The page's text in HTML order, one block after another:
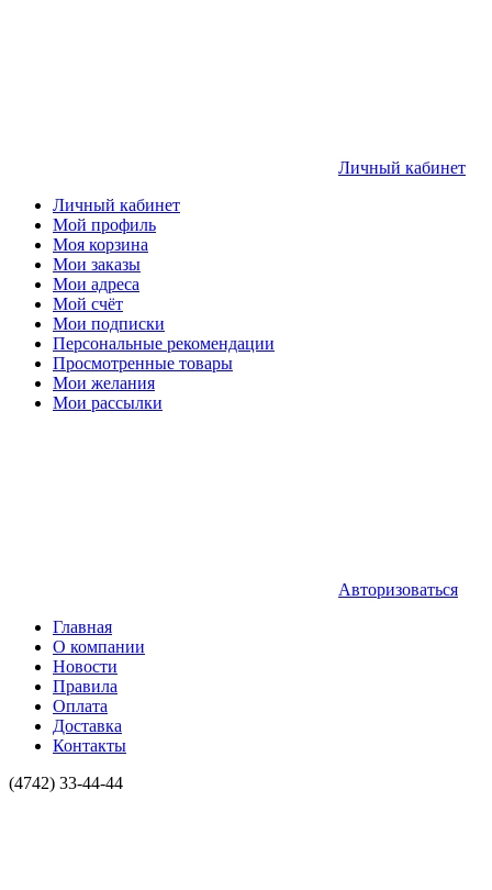
Личный кабинет
Личный кабинет
Мой профиль
Моя корзина
Мои заказы
Мои адреса
Мой счёт
Мои подписки
Персональные рекомендации
Просмотренные товары
Мои желания
Мои рассылки
Авторизоваться
Главная
О компании
Новости
Правила
Оплата
Доставка
Контакты
(4742) 33-44-44